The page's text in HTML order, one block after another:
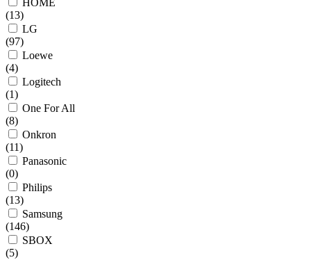
HOME
(13)
LG
(97)
Loewe
(4)
Logitech
(1)
One For All
(8)
Onkron
(11)
Panasonic
(0)
Philips
(13)
Samsung
(146)
SBOX
(5)